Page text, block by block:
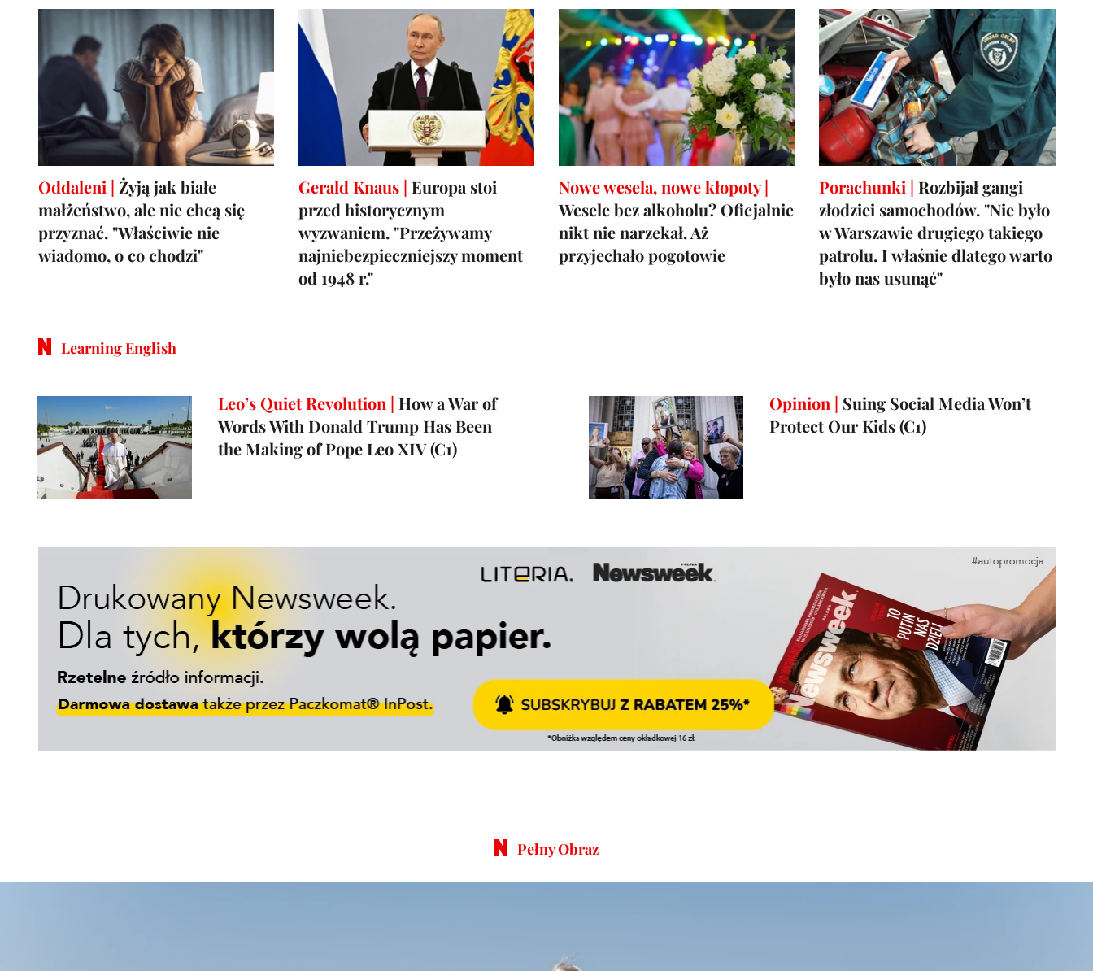
Oddaleni | Żyją jak białe
małżeństwo, ale nie chcą się
przyznać. "Właściwie nie
wiadomo, o co chodzi"
Gerald Knaus | Europa stoi
przed historycznym
wyzwaniem. "Przeżywamy
najniebezpieczniejszy moment
od 1948 r."
Nowe wesela, nowe kłopoty |
Wesele bez alkoholu? Oficjalnie
nikt nie narzekał. Aż
przyjechało pogotowie
Porachunki | Rozbijał gangi
złodziei samochodów. "Nie było
w Warszawie drugiego takiego
patrolu. I właśnie dlatego warto
było nas usunąć"
Learning English
Leo’s Quiet Revolution | How a War of
Words With Donald Trump Has Been
the Making of Pope Leo XIV (C1)
Opinion | Suing Social Media Won’t
Protect Our Kids (C1)
Pełny Obraz